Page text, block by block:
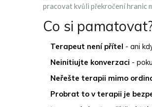
pracovat kvůli překročení hranic
Co si
Terapeut není přítel - ani
Neinitiujte konverzaci -
Neřešte terapii mimo
Probrat to v terapii je